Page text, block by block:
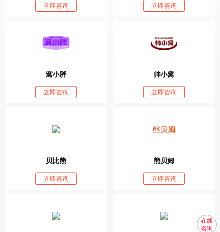
立即咨询 立即咨询
窝小胖
立即咨询
帅小窝
立即咨询
贝比熊
立即咨询
熊贝姆
立即咨询
在线
咨询